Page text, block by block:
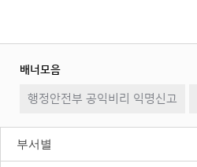
배너모음
행정안전부 공익비리 익명신고
부서별